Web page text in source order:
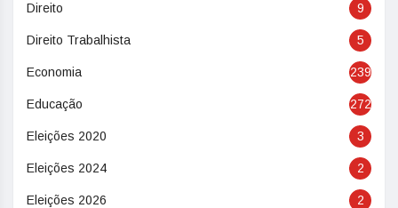
Direito 9
Direito Trabalhista 5
Economia 239
Educação 272
Eleições 2020 3
Eleições 2024 2
Eleições 2026 2